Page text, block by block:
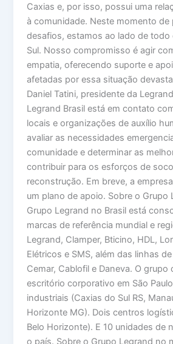
Caxias e, por isso, possui uma
à comunidade. Neste momento
desafios, estamos ao lado de todo
Sul. Nosso compromisso é agir
empatia, oferecendo suporte e
afetadas por essa situação
Daniel Tatini, presidente da
Legrand Brasil está em contato
locais e organizações de auxílio
avaliar as necessidades
comunidade e determinar as
contribuir para os esforços de
reconstrução. Em breve, a
um plano de apoio. Sobre o Grupo
Grupo Legrand no Brasil está
marcas de referência mundial e
Legrand, Clamper, Bticino, HDL,
Elétricos e SMS, além das linhas
Cemar, Cablofil e Daneva. O grupo
escritório corporativo em São
industriais (Caxias do Sul RS,
Horizonte MG). Dois centros
Belo Horizonte). E 10 unidades de
o país. Sobre o Grupo Legrand no